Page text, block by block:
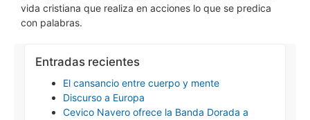
vida cristiana que realiza en acciones lo que se predica
con palabras.
Entradas recientes
El cansancio entre cuerpo y mente
Discurso a Europa
Cevico Navero ofrece la Banda Dorada a